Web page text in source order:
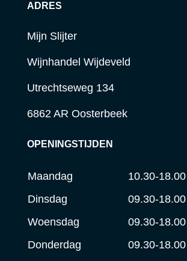
ADRES
Mijn Slijter
Wijnhandel Wijdeveld
Utrechtseweg 134
6862 AR Oosterbeek
OPENINGSTIJDEN
Maandag
10.30-18.00
Dinsdag
09.30-18.00
Woensdag
09.30-18.00
Donderdag
09.30-18.00